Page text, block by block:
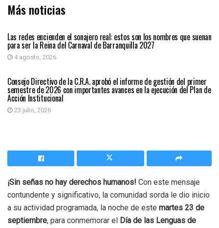
Más noticias
Las redes encienden el sonajero real: estos son los nombres que suenan
para ser la Reina del Carnaval de Barranquilla 2027
4 agosto, 2026
BARRANQUILLA
Consejo Directivo de la C.R.A. aprobó el informe de gestión del primer
semestre de 2026 con importantes avances en la ejecución del Plan de
Acción Institucional
23 julio, 2026
¡Sin señas no hay derechos humanos! Con este mensaje
contundente y significativo, la comunidad sorda le dio inicio
a su actividad programada, la noche de este martes 23 de
septiembre, para conmemorar el
Día de las Lenguas de